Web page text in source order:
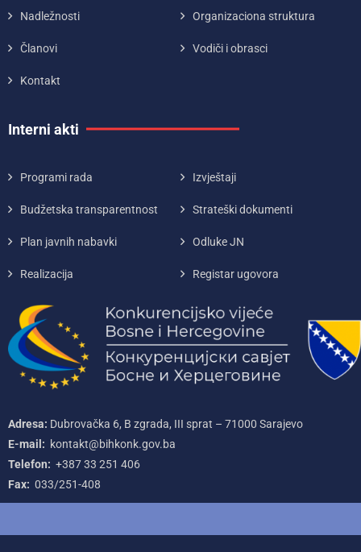
Nadležnosti Organizaciona struktura
Članovi Vodiči i obrasci
Kontakt
Interni akti
Programi rada Izvještaji
Budžetska transparentnost Strateški dokumenti
Plan javnih nabavki Odluke JN
Realizacija Registar ugovora
Adresa: Dubrovačka 6, B zgrada, III sprat – 71000‌ Sarajevo
E-mail: kontakt@bihkonk.gov.ba
Telefon: +387‌ 33‌ 251‌ 406
Fax: 033/251-408